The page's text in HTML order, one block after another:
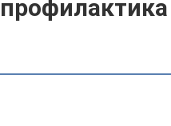
профилактика